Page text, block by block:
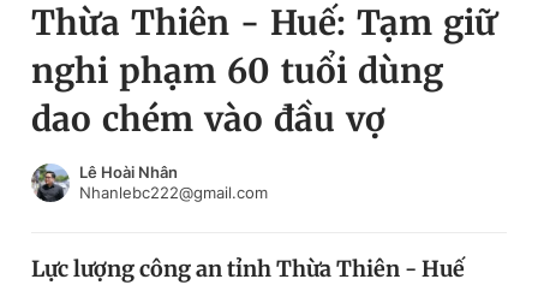
Chuyên mục
Chuyên mục khác
Chào ngày mới
Đổi mật khẩu
Tin đã lưu
Thừa Thiên - Huế: Tạm giữ
nghi phạm 60 tuổi dùng
dao chém vào đầu vợ
Lê Hoài Nhân
Nhanlebc222@gmail.com
Lực lượng công an tỉnh Thừa Thiên - Huế